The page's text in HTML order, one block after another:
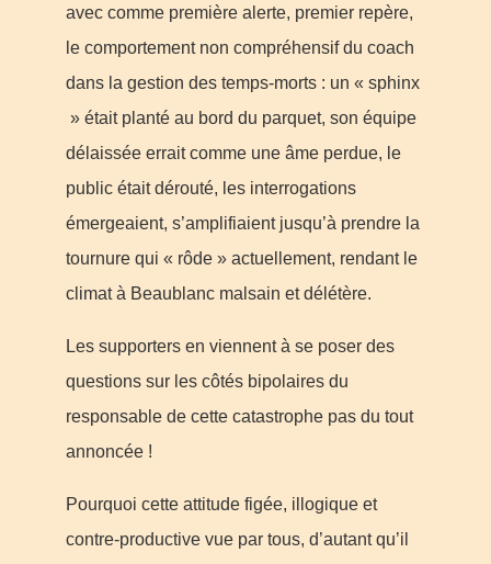
avec comme première alerte, premier repère,
le comportement non compréhensif du coach
dans la gestion des temps-morts : un « sphinx
» était planté au bord du parquet, son équipe
délaissée errait comme une âme perdue, le
public était dérouté, les interrogations
émergeaient, s’amplifiaient jusqu’à prendre la
tournure qui « rôde » actuellement, rendant le
climat à Beaublanc malsain et délétère.
Les supporters en viennent à se poser des
questions sur les côtés bipolaires du
responsable de cette catastrophe pas du tout
annoncée !
Pourquoi cette attitude figée, illogique et
contre-productive vue par tous, d’autant qu’il